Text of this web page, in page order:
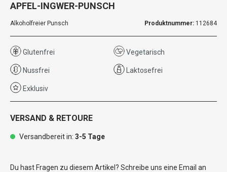
APFEL-INGWER-PUNSCH
Alkoholfreier Punsch Produktnummer: 112684
Glutenfrei Vegetarisch
Nussfrei Laktosefrei
Exklusiv
VERSAND & RETOURE
Versandbereit in: 3-5 Tage
Du hast Fragen zu diesem Artikel? Schreibe uns eine Email an